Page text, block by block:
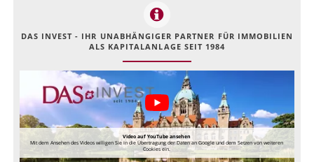
DAS INVEST - IHR UNABHÄNGIGER PARTNER FÜR IMMOBILIEN
ALS KAPITALANLAGE SEIT 1984
Video auf YouTube ansehen
Mit dem Ansehen des Videos willigen Sie in die Übertragung der Daten an Google und dem Setzen von weiteren
Cookies ein.